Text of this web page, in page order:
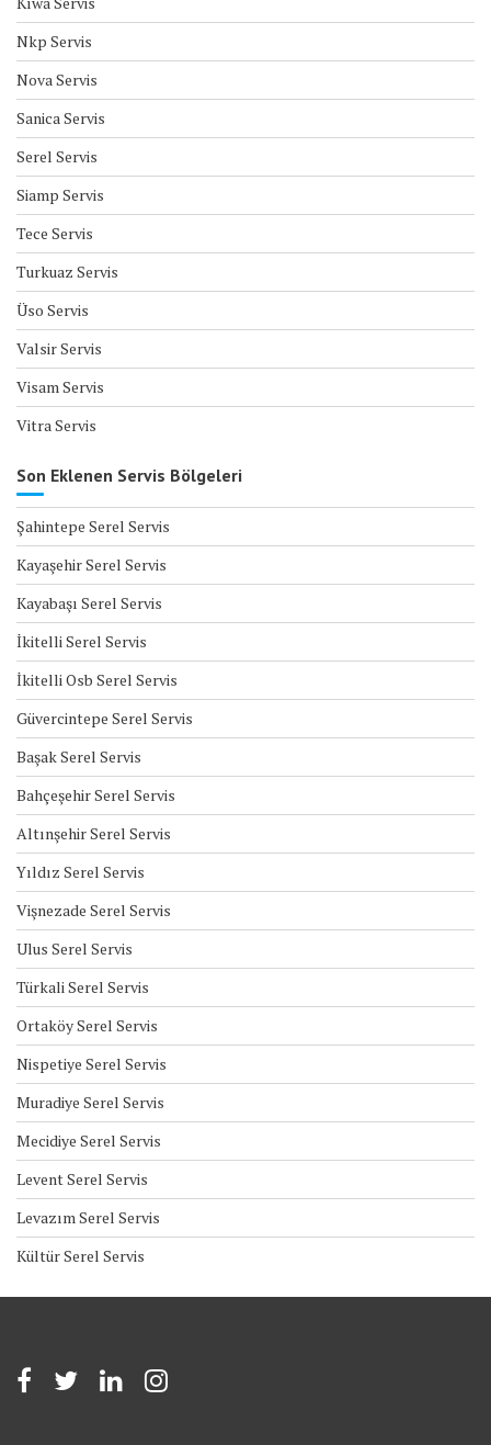
Nkp Servis
Nova Servis
Sanica Servis
Serel Servis
Siamp Servis
Tece Servis
Turkuaz Servis
Üso Servis
Valsir Servis
Visam Servis
Vitra Servis
Son Eklenen Servis Bölgeleri
Şahintepe Serel Servis
Kayaşehir Serel Servis
Kayabaşı Serel Servis
İkitelli Serel Servis
İkitelli Osb Serel Servis
Güvercintepe Serel Servis
Başak Serel Servis
Bahçeşehir Serel Servis
Altınşehir Serel Servis
Yıldız Serel Servis
Vişnezade Serel Servis
Ulus Serel Servis
Türkali Serel Servis
Ortaköy Serel Servis
Nispetiye Serel Servis
Muradiye Serel Servis
Mecidiye Serel Servis
Levent Serel Servis
Levazım Serel Servis
Kültür Serel Servis